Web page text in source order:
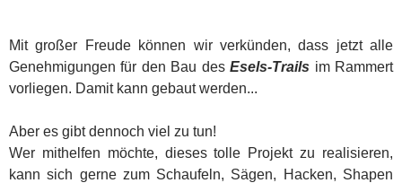
Mit großer Freude können wir verkünden, dass jetzt alle
Genehmigungen für den Bau desEsels-Trails im Rammert
vorliegen. Damit kann gebaut werden...
Aber es gibt dennoch viel zu tun!
Wer mithelfen möchte, dieses tolle Projekt zu realisieren,
kann sich gerne zum Schaufeln, Sägen, Hacken, Shapen